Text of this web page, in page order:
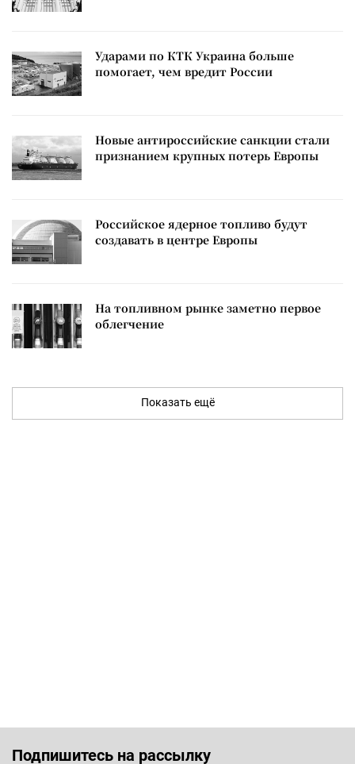
Ударами по КТК Украина больше
помогает, чем вредит России
Новые антироссийские санкции стали
признанием крупных потерь Европы
Российское ядерное топливо будут
создавать в центре Европы
На топливном рынке заметно первое
облегчение
Показать ещё
Подпишитесь на рассылку